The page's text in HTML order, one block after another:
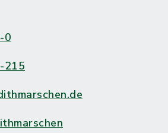
0
215